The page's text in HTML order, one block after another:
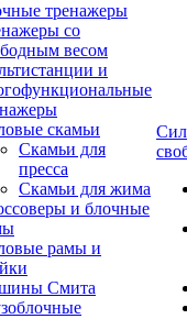
тренажеры
со
весом
и
скамьи
Скамьи для
пресса
Скамьи для жима
и блочные
рамы и
Смита